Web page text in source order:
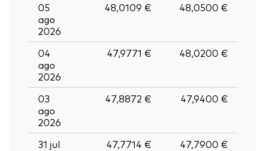
05
ago
2026
48,0109 € 48,0500 €
04
ago
2026
47,9771 € 48,0200 €
03
ago
2026
47,8872 € 47,9400 €
31 jul
47,7714 € 47,7900 €